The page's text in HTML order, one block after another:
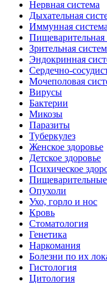
Нервная система
Дыхательная
Иммунная система
Пищеварительная
Зрительная
Эндокринная
Сердечно-
Мочеполовая
Вирусы
Бактерии
Микозы
Паразиты
Туберкулез
Женское здоровье
Детское здоровье
Психическое
Опухоли
Ухо, горло и нос
Кровь
Стоматология
Генетика
Наркомания
Болезни по их
Гистология
Цитология